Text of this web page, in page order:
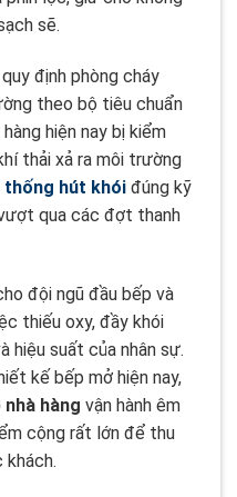
sẽ.
định phòng cháy
theo bộ tiêu chuẩn
hiện nay bị kiểm
thải xả ra môi trường
thống hút khói đúng kỹ
qua các đợt thanh
đội ngũ đầu bếp và
thiếu oxy, đầy khói
hiệu suất của nhân sự.
kế bếp mở hiện nay,
hàng vận hành êm
cộng rất lớn để thu